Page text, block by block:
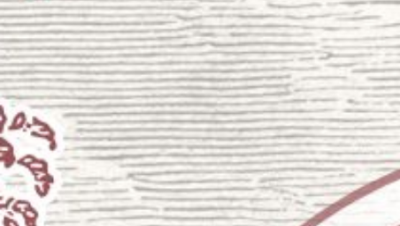
Adi & Regina